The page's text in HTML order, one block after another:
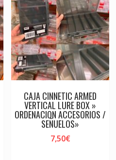
CAJA CINNETIC ARMED
VERTICAL LURE BOX »
ORDENACION ACCESORIOS /
SEÑUELOS»
7,50€